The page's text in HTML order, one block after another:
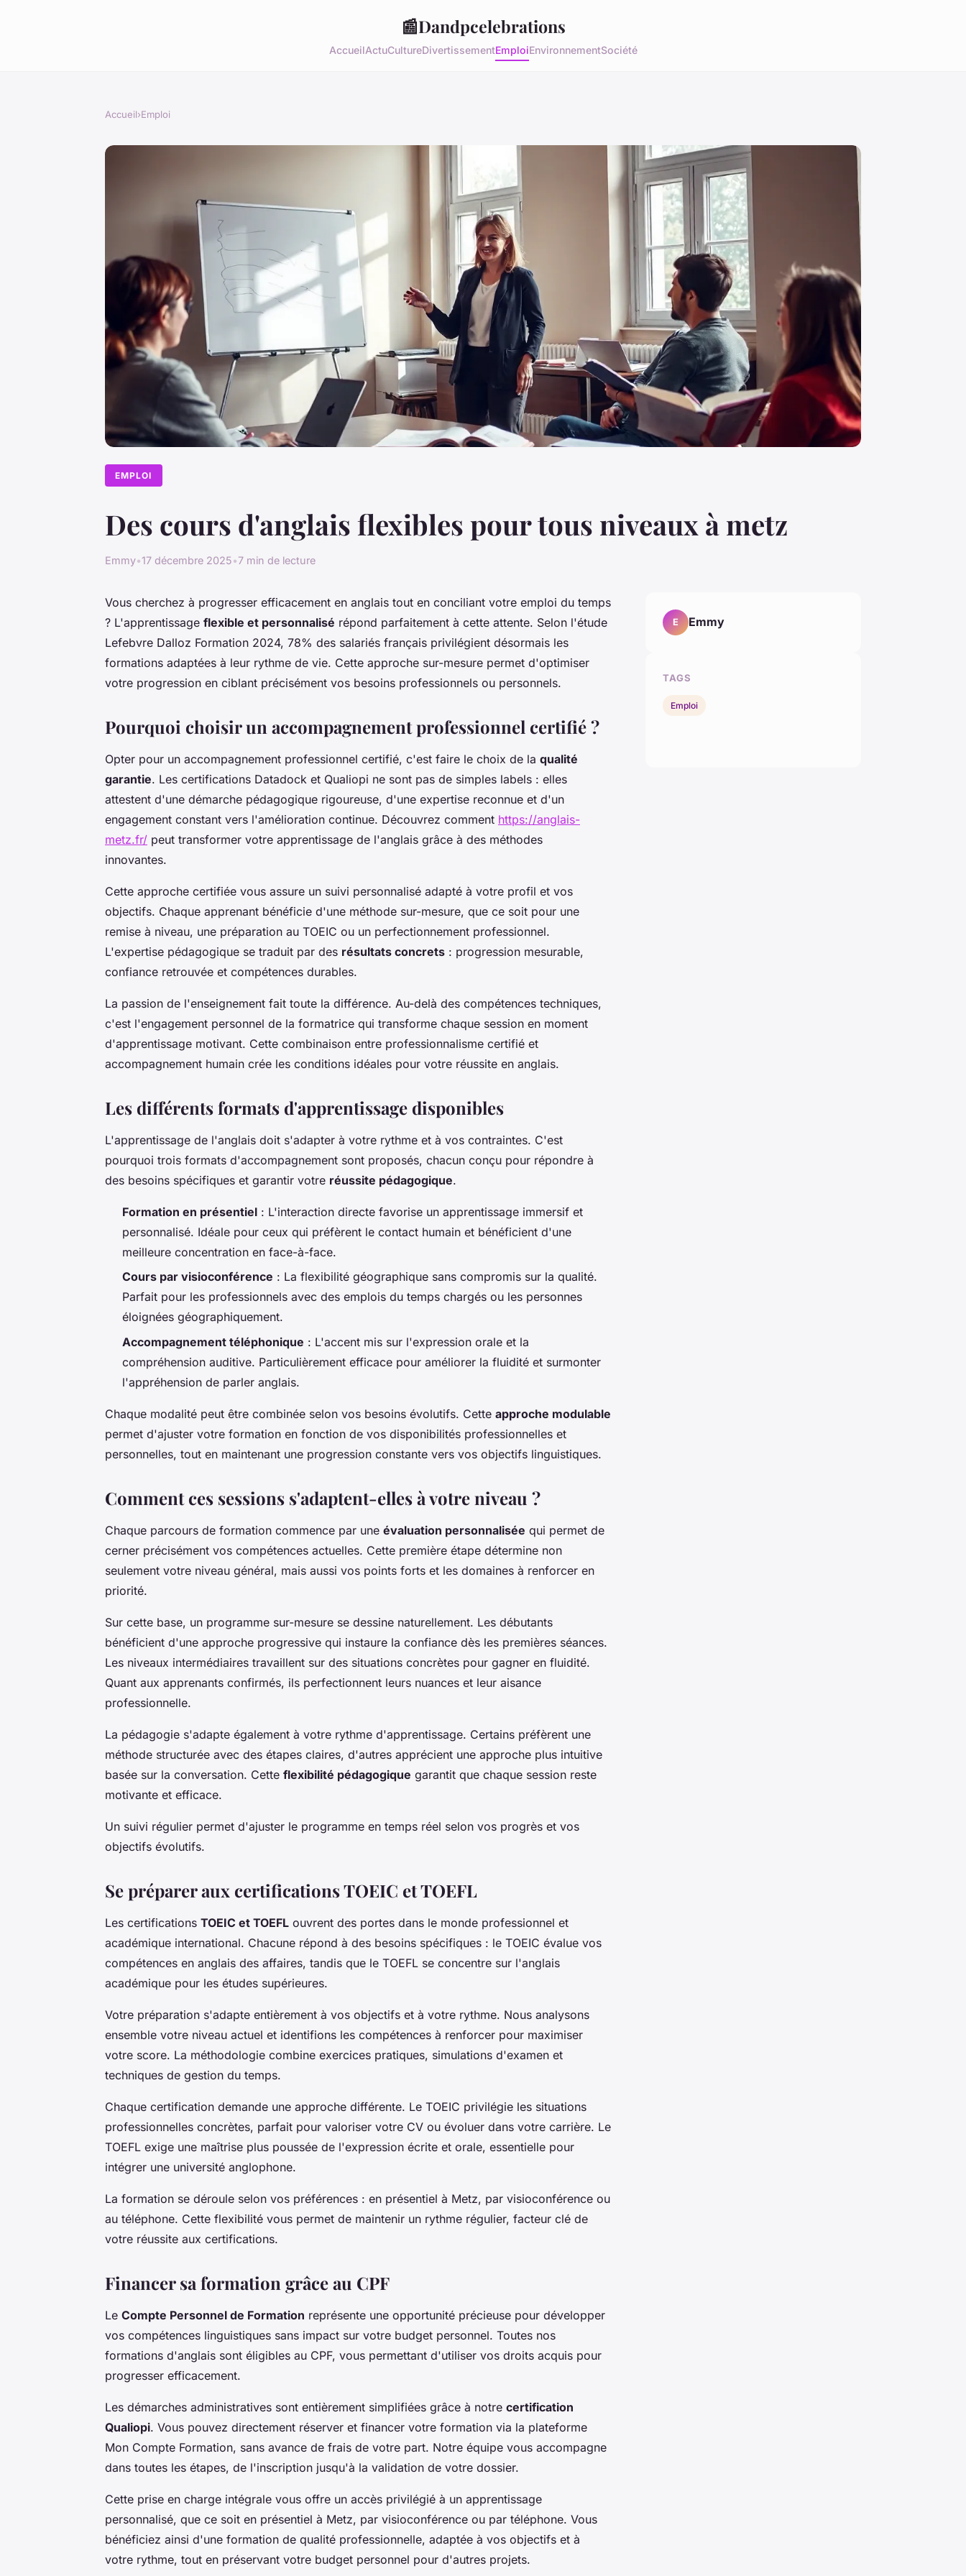
📰Dandpcelebrations
AccueilActuCultureDivertissementEmploiEnvironnementSociété
Accueil›Emploi
EMPLOI
Des cours d'anglais flexibles pour tous niveaux à metz
Emmy•17 décembre 2025•7 min de lecture
Vous cherchez à progresser efficacement en anglais tout en conciliant votre emploi du temps
? L'apprentissage flexible et personnalisé répond parfaitement à cette attente. Selon l'étude
Lefebvre Dalloz Formation 2024, 78% des salariés français privilégient désormais les
formations adaptées à leur rythme de vie. Cette approche sur-mesure permet d'optimiser
votre progression en ciblant précisément vos besoins professionnels ou personnels.
Pourquoi choisir un accompagnement professionnel certifié ?
Opter pour un accompagnement professionnel certifié, c'est faire le choix de la qualité
garantie. Les certifications Datadock et Qualiopi ne sont pas de simples labels : elles
attestent d'une démarche pédagogique rigoureuse, d'une expertise reconnue et d'un
engagement constant vers l'amélioration continue. Découvrez comment https://anglais-
metz.fr/ peut transformer votre apprentissage de l'anglais grâce à des méthodes
innovantes.
Cette approche certifiée vous assure un suivi personnalisé adapté à votre profil et vos
objectifs. Chaque apprenant bénéficie d'une méthode sur-mesure, que ce soit pour une
remise à niveau, une préparation au TOEIC ou un perfectionnement professionnel.
L'expertise pédagogique se traduit par des résultats concrets : progression mesurable,
confiance retrouvée et compétences durables.
La passion de l'enseignement fait toute la différence. Au-delà des compétences techniques,
c'est l'engagement personnel de la formatrice qui transforme chaque session en moment
d'apprentissage motivant. Cette combinaison entre professionnalisme certifié et
accompagnement humain crée les conditions idéales pour votre réussite en anglais.
Les différents formats d'apprentissage disponibles
L'apprentissage de l'anglais doit s'adapter à votre rythme et à vos contraintes. C'est
pourquoi trois formats d'accompagnement sont proposés, chacun conçu pour répondre à
des besoins spécifiques et garantir votre réussite pédagogique.
Formation en présentiel : L'interaction directe favorise un apprentissage immersif et
personnalisé. Idéale pour ceux qui préfèrent le contact humain et bénéficient d'une
meilleure concentration en face-à-face.
Cours par visioconférence : La flexibilité géographique sans compromis sur la qualité.
Parfait pour les professionnels avec des emplois du temps chargés ou les personnes
éloignées géographiquement.
Accompagnement téléphonique : L'accent mis sur l'expression orale et la
compréhension auditive. Particulièrement efficace pour améliorer la fluidité et surmonter
l'appréhension de parler anglais.
Chaque modalité peut être combinée selon vos besoins évolutifs. Cette approche modulable
permet d'ajuster votre formation en fonction de vos disponibilités professionnelles et
personnelles, tout en maintenant une progression constante vers vos objectifs linguistiques.
Comment ces sessions s'adaptent-elles à votre niveau ?
Chaque parcours de formation commence par une évaluation personnalisée qui permet de
cerner précisément vos compétences actuelles. Cette première étape détermine non
seulement votre niveau général, mais aussi vos points forts et les domaines à renforcer en
priorité.
Sur cette base, un programme sur-mesure se dessine naturellement. Les débutants
bénéficient d'une approche progressive qui instaure la confiance dès les premières séances.
Les niveaux intermédiaires travaillent sur des situations concrètes pour gagner en fluidité.
Quant aux apprenants confirmés, ils perfectionnent leurs nuances et leur aisance
professionnelle.
La pédagogie s'adapte également à votre rythme d'apprentissage. Certains préfèrent une
méthode structurée avec des étapes claires, d'autres apprécient une approche plus intuitive
basée sur la conversation. Cette flexibilité pédagogique garantit que chaque session reste
motivante et efficace.
Un suivi régulier permet d'ajuster le programme en temps réel selon vos progrès et vos
objectifs évolutifs.
Se préparer aux certifications TOEIC et TOEFL
Les certifications TOEIC et TOEFL ouvrent des portes dans le monde professionnel et
académique international. Chacune répond à des besoins spécifiques : le TOEIC évalue vos
compétences en anglais des affaires, tandis que le TOEFL se concentre sur l'anglais
académique pour les études supérieures.
Votre préparation s'adapte entièrement à vos objectifs et à votre rythme. Nous analysons
ensemble votre niveau actuel et identifions les compétences à renforcer pour maximiser
votre score. La méthodologie combine exercices pratiques, simulations d'examen et
techniques de gestion du temps.
Chaque certification demande une approche différente. Le TOEIC privilégie les situations
professionnelles concrètes, parfait pour valoriser votre CV ou évoluer dans votre carrière. Le
TOEFL exige une maîtrise plus poussée de l'expression écrite et orale, essentielle pour
intégrer une université anglophone.
La formation se déroule selon vos préférences : en présentiel à Metz, par visioconférence ou
au téléphone. Cette flexibilité vous permet de maintenir un rythme régulier, facteur clé de
votre réussite aux certifications.
Financer sa formation grâce au CPF
Le Compte Personnel de Formation représente une opportunité précieuse pour développer
vos compétences linguistiques sans impact sur votre budget personnel. Toutes nos
formations d'anglais sont éligibles au CPF, vous permettant d'utiliser vos droits acquis pour
progresser efficacement.
Les démarches administratives sont entièrement simplifiées grâce à notre certification
Qualiopi. Vous pouvez directement réserver et financer votre formation via la plateforme
Mon Compte Formation, sans avance de frais de votre part. Notre équipe vous accompagne
dans toutes les étapes, de l'inscription jusqu'à la validation de votre dossier.
Cette prise en charge intégrale vous offre un accès privilégié à un apprentissage
personnalisé, que ce soit en présentiel à Metz, par visioconférence ou par téléphone. Vous
bénéficiez ainsi d'une formation de qualité professionnelle, adaptée à vos objectifs et à
votre rythme, tout en préservant votre budget personnel pour d'autres projets.
E Emmy
TAGS
Emploi